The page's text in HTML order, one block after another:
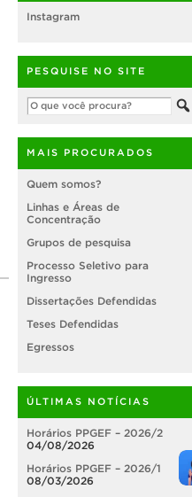
Instagram
PESQUISE NO SITE
MAIS PROCURADOS
Quem somos?
Linhas e Áreas de
Concentração
Grupos de pesquisa
Processo Seletivo para
Ingresso
Dissertações Defendidas
Teses Defendidas
Egressos
ÚLTIMAS NOTÍCIAS
Horários PPGEF – 2026/2
04/08/2026
Horários PPGEF – 2026/1
08/03/2026